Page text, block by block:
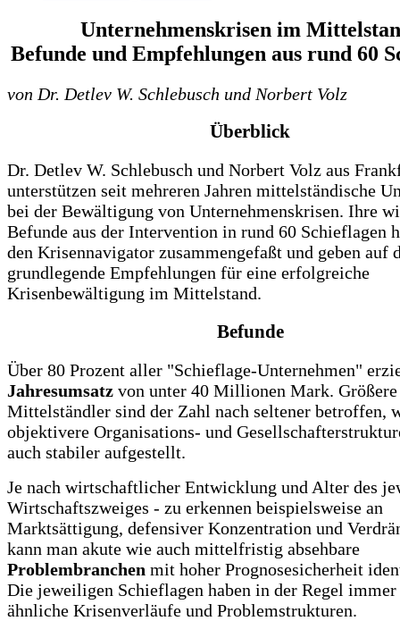
Unternehmenskrisen im
Befunde und Empfehlungen aus rund 60
von Dr. Detlev W. Schlebusch und Norbert Volz
Überblick
Dr. Detlev W. Schlebusch und Norbert Volz aus
unterstützen seit mehreren Jahren mittelständische
bei der Bewältigung von Unternehmenskrisen. Ihre
Befunde aus der Intervention in rund 60 Schieflagen
den Krisennavigator zusammengefaßt und geben auf
grundlegende Empfehlungen für eine erfolgreiche
Krisenbewältigung im Mittelstand.
Befunde
Über 80 Prozent aller "Schieflage-Unternehmen"
Jahresumsatz von unter 40 Millionen Mark. Größere
Mittelständler sind der Zahl nach seltener betroffen,
objektivere Organisations- und
auch stabiler aufgestellt.
Je nach wirtschaftlicher Entwicklung und Alter des
Wirtschaftszweiges - zu erkennen beispielsweise an
Marktsättigung, defensiver Konzentration und
kann man akute wie auch mittelfristig absehbare
Problembranchen mit hoher Prognosesicherheit
Die jeweiligen Schieflagen haben in der Regel
ähnliche Krisenverläufe und Problemstrukturen.